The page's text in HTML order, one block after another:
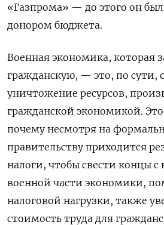
«Газпрома» — до этого он
донором бюджета.
Военная экономика, которая
гражданскую, — это, по сути,
уничтожение ресурсов,
гражданской экономикой.
почему несмотря на
правительству приходится
налоги, чтобы свести концы с
военной части экономики,
налоговой нагрузки, также
стоимость труда для